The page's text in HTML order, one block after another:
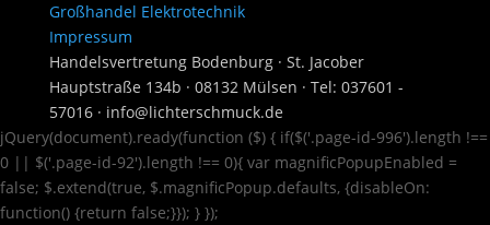
Großhandel Elektrotechnik
Impressum
Handelsvertretung Bodenburg · St. Jacober
Hauptstraße 134b · 08132 Mülsen · Tel: 037601 -
57016 · info@lichterschmuck.de
jQuery(document).ready(function ($) { if($('.page-id-996').length !==
0 || $('.page-id-92').length !== 0){ var magnificPopupEnabled =
false; $.extend(true, $.magnificPopup.defaults, {disableOn:
function() {return false;}}); } });